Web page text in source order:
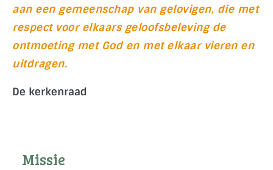
aan een gemeenschap van gelovigen, die met
respect voor elkaars geloofsbeleving de
ontmoeting met God en met elkaar vieren en
uitdragen.
De kerkenraad
Missie